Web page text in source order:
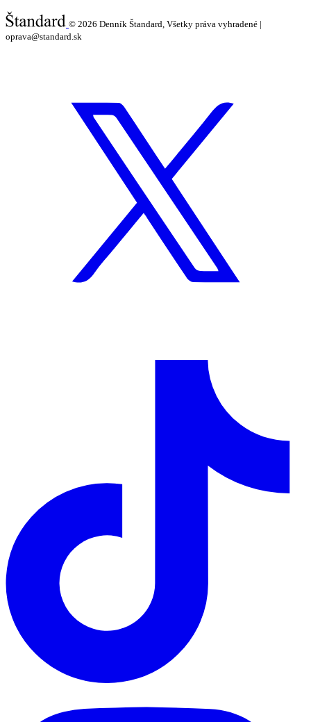
© 2026 Denník Štandard, Všetky práva vyhradené |
oprava@standard.sk